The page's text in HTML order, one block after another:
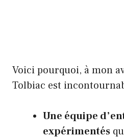
Voici pourquoi, à mon
Tolbiac est
Une équipe
expérimentés